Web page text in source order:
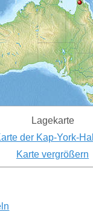
Lagekarte
Karte vergrößern